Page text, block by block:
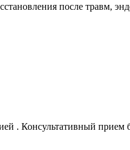
после травм,
. Консультативный прием